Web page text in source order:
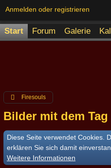
Anmelden oder registrieren
Start Forum Galerie
Firesouls
Bilder mit dem Tag
Diese Seite verwendet Cookies.
erklären Sie sich damit
Weitere Informationen